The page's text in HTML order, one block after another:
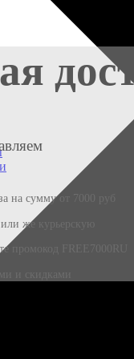
на сумму от 7000 руб
же курьерскую
промокод FREE7000RU
и скидками